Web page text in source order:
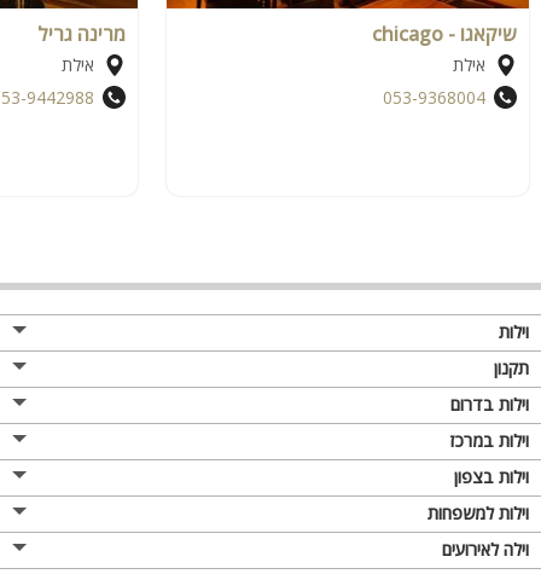
שיקאגו - chicago
אילת
053-9368004
מרינה גריל
אילת
9442988
וילות
תקנון
וילות בדרום
וילות במרכז
וילות בצפון
וילות למשפחות
וילה לאירועים